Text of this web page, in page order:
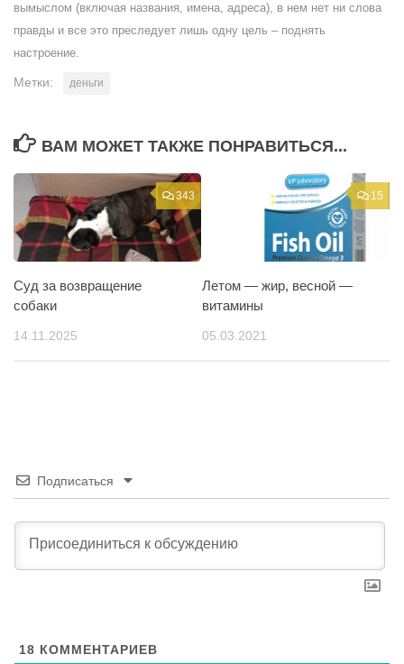
вымыслом (включая названия, имена, адреса), в нем нет ни слова
правды и все это преследует лишь одну цель – поднять
настроение.
Метки: деньги
ВАМ МОЖЕТ ТАКЖЕ ПОНРАВИТЬСЯ...
343
Суд за возвращение
собаки
14.11.2025
15
Летом — жир, весной —
витамины
05.03.2021
Подписаться
18 КОММЕНТАРИЕВ